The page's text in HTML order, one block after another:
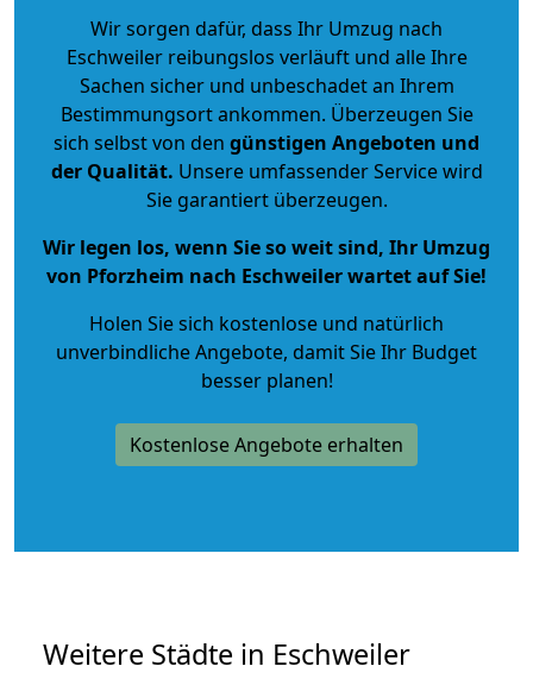
Wir sorgen dafür, dass Ihr Umzug nach
Eschweiler reibungslos verläuft und alle Ihre
Sachen sicher und unbeschadet an Ihrem
Bestimmungsort ankommen. Überzeugen Sie
sich selbst von den günstigen Angeboten und
der Qualität. Unsere umfassender Service wird
Sie garantiert überzeugen.
Wir legen los, wenn Sie so weit sind, Ihr Umzug
von Pforzheim nach Eschweiler wartet auf Sie!
Holen Sie sich kostenlose und natürlich
unverbindliche Angebote, damit Sie Ihr Budget
besser planen!
Kostenlose Angebote erhalten
Weitere Städte in Eschweiler